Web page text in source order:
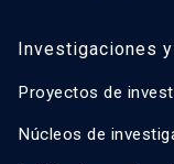
Investigaciones
Proyectos de
Núcleos de